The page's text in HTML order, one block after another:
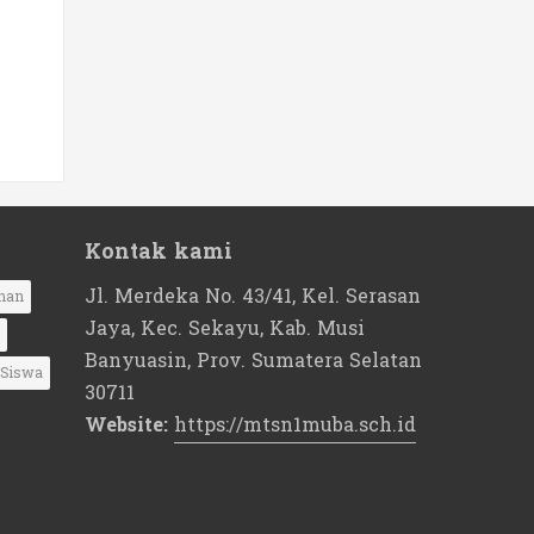
Siswa
Kontak kami
Jl. Merdeka No. 43/41, Kel. Serasan
Jaya, Kec. Sekayu, Kab. Musi
Banyuasin, Prov. Sumatera Selatan
30711
Website: https://mtsn1muba.sch.id